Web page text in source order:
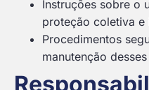
Instruções sobre o
proteção coletiva e
Procedimentos
manutenção